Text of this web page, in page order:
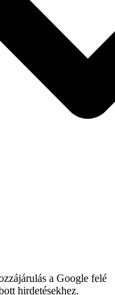
a Google felé
hirdetésekhez.